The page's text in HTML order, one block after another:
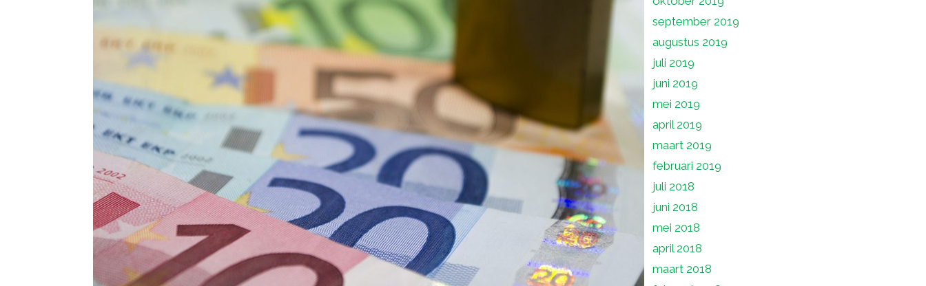
september 2019
augustus 2019
juli 2019
juni 2019
mei 2019
april 2019
maart 2019
februari 2019
juli 2018
juni 2018
mei 2018
april 2018
maart 2018